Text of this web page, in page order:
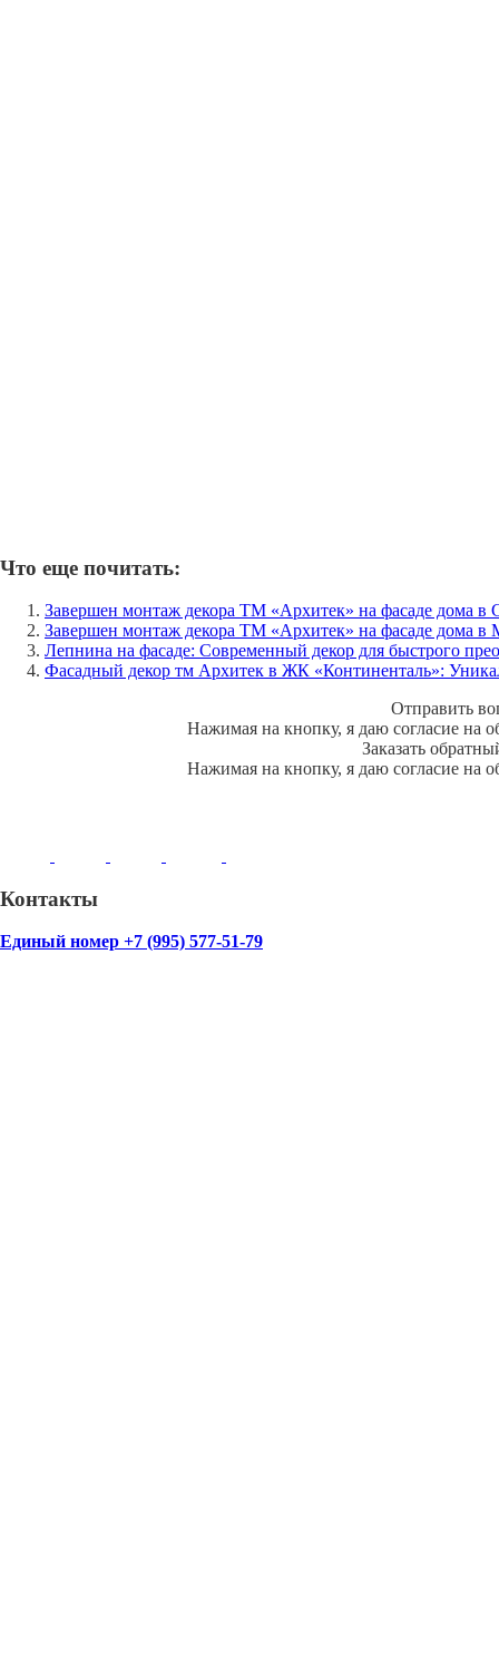
Что еще почитать:
Завершен монтаж декора ТМ «Архитек» на фасаде дома в
Завершен монтаж декора ТМ «Архитек» на фасаде дома в
Лепнина на фасаде: Современный декор для быстрого
Фасадный декор тм Архитек в ЖК «Континенталь»:
Отправить
Нажимая на кнопку, я даю согласие на
Заказать
Нажимая на кнопку, я даю согласие на
Контакты
Единый номер +7 (995) 577-51-79